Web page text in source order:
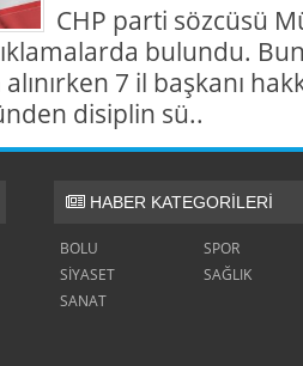
CHP parti sözcüsü
bulundu.
7 il başkanı
disiplin sü..
HABER KATEGORİLERİ
BOLU
SPOR
SİYASET
SAĞLIK
SANAT